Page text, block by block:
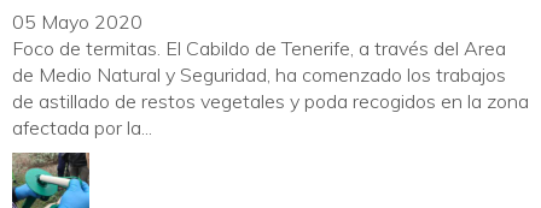
05 Mayo 2020
Foco de termitas. El Cabildo de Tenerife, a través del Area
de Medio Natural y Seguridad, ha comenzado los trabajos
de astillado de restos vegetales y poda recogidos en la zona
afectada por la...